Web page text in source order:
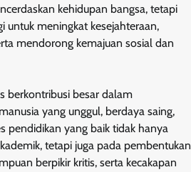
kehidupan bangsa, tetapi
untuk meningkat kesejahteraan,
mendorong kemajuan sosial dan
berkontribusi besar dalam
yang unggul, berdaya saing,
pendidikan yang baik tidak hanya
tetapi juga pada pembentukan
berpikir kritis, serta kecakapan